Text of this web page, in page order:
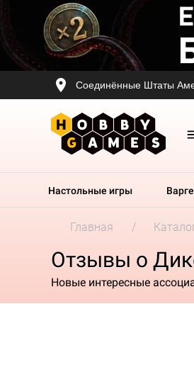
Соединённые Штаты
Настольные игры
Главная
Отзывы о
Новые интересные